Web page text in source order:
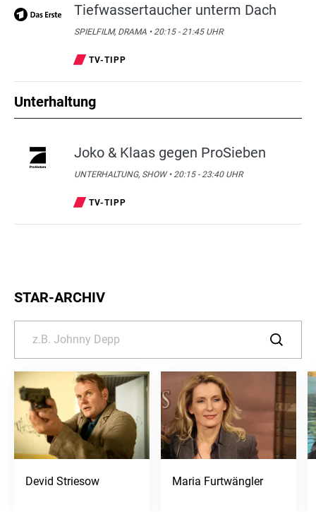
Tiefwassertaucher unterm Dach
SPIELFILM, DRAMA • 20:15 - 21:45 UHR
TV-TIPP
Unterhaltung
Joko & Klaas gegen ProSieben
UNTERHALTUNG, SHOW • 20:15 - 23:40 UHR
TV-TIPP
STAR-ARCHIV
Devid Striesow Maria Furtwängler